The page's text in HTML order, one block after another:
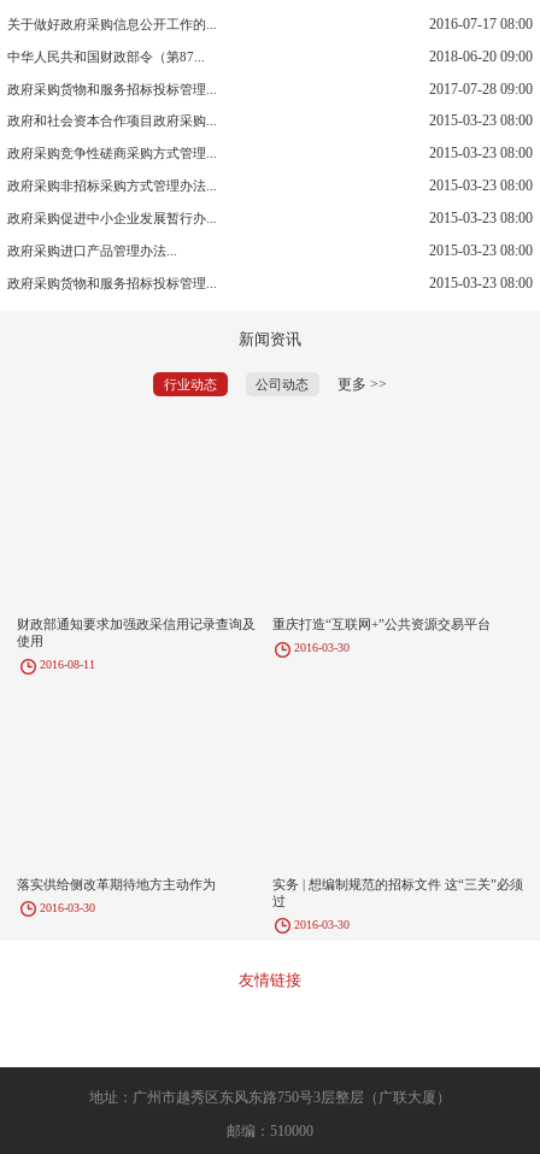
关于做好政府采购信息公开工作的... 2016-07-17 08:00
中华人民共和国财政部令（第87... 2018-06-20 09:00
政府采购货物和服务招标投标管理... 2017-07-28 09:00
政府和社会资本合作项目政府采购... 2015-03-23 08:00
政府采购竞争性磋商采购方式管理... 2015-03-23 08:00
政府采购非招标采购方式管理办法... 2015-03-23 08:00
政府采购促进中小企业发展暂行办... 2015-03-23 08:00
政府采购进口产品管理办法... 2015-03-23 08:00
政府采购货物和服务招标投标管理... 2015-03-23 08:00
新闻资讯
行业动态 公司动态 更多 >>
财政部通知要求加强政采信用记录查询及
使用
2016-08-11
重庆打造“互联网+”公共资源交易平台
2016-03-30
落实供给侧改革期待地方主动作为
2016-03-30
实务 | 想编制规范的招标文件 这“三关”必须
过
2016-03-30
友情链接
地址：广州市越秀区东风东路750号3层整层（广联大厦）
邮编：510000